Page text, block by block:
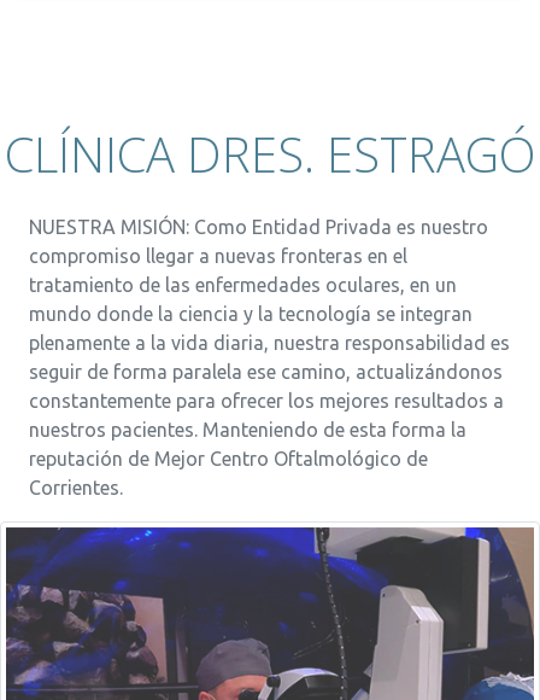
CLÍNICA DRES. ESTRAGÓ
NUESTRA MISIÓN: Como Entidad Privada es nuestro
compromiso llegar a nuevas fronteras en el
tratamiento de las enfermedades oculares, en un
mundo donde la ciencia y la tecnología se integran
plenamente a la vida diaria, nuestra responsabilidad es
seguir de forma paralela ese camino, actualizándonos
constantemente para ofrecer los mejores resultados a
nuestros pacientes. Manteniendo de esta forma la
reputación de Mejor Centro Oftalmológico de
Corrientes.